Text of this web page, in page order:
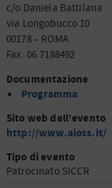
c/o Daniela Battilana
via Longobucco 10
00178 – ROMA
Fax. 06.7188492
Documentazione
Programma
Sito web dell'evento
http://www.aioss.it/
Tipo di evento
Patrocinato SICCR